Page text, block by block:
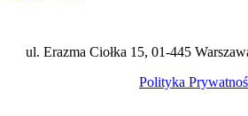
ul. Erazma Ciołka 15, 01-445
Polityka